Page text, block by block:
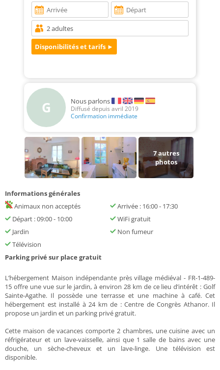
G Nous parlons
Diffusé depuis avril 2019
Confirmation immédiate
7autres
photos
Informations générales
Animaux non acceptés
Arrivée : 16:00 - 17:30
Départ : 09:00 - 10:00
WiFi gratuit
Jardin
Non fumeur
Télévision
Parking privé sur place gratuit
L’hébergement Maison indépendante près village médiéval - FR-1-489-
15 offre une vue sur le jardin, à environ 28 km de ce lieu d’intérêt : Golf
Sainte-Agathe. Il possède une terrasse et une machine à café. Cet
hébergement est installé à 24 km de : Centre de Congrès Athanor. Il
propose un jardin et un parking privé gratuit.
Cette maison de vacances comporte 2 chambres, une cuisine avec un
réfrigérateur et un lave-vaisselle, ainsi que 1 salle de bains avec une
douche, un sèche-cheveux et un lave-linge. Une télévision est
disponible.